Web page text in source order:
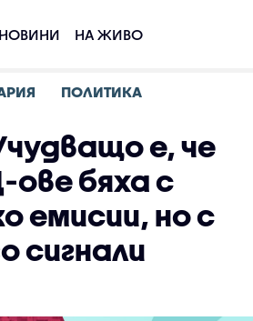
НОВИНИ НА ЖИВО
ПОЛИТИКА
е, че
ове бяха с
емисии, но с
сигнали